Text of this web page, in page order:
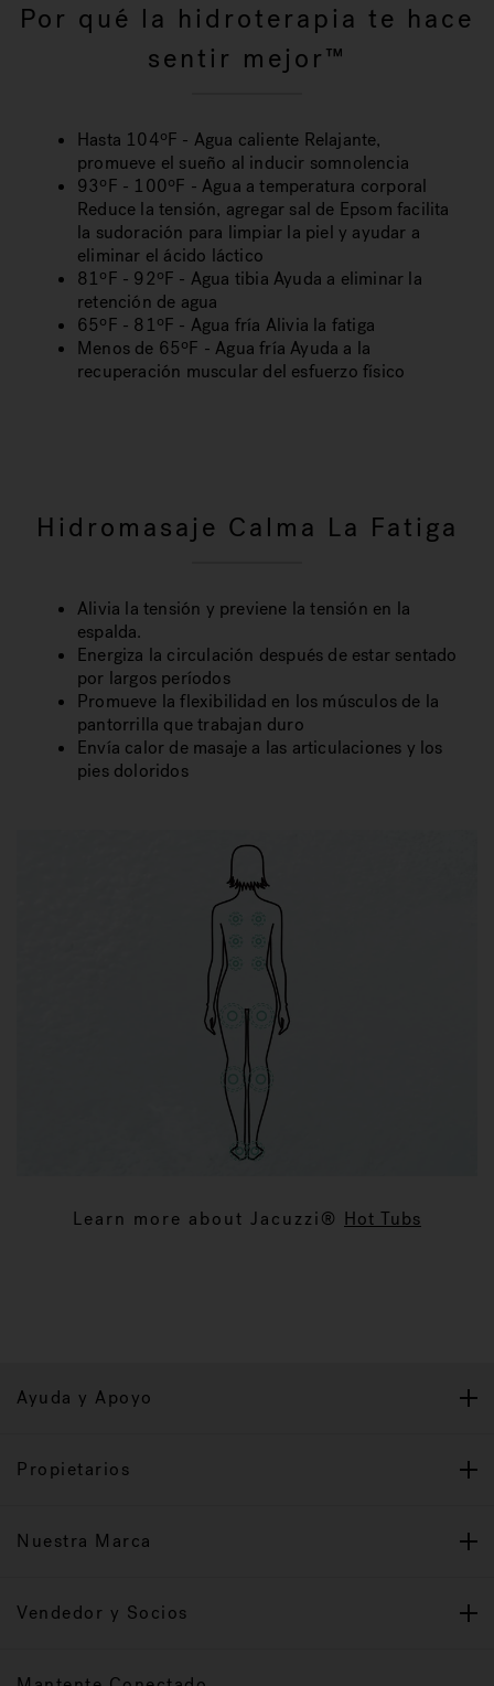
Por qué la hidroterapia te hace
sentir mejor™
Hasta 104ºF - Agua caliente Relajante,
promueve el sueño al inducir somnolencia
93ºF - 100ºF - Agua a temperatura corporal
Reduce la tensión, agregar sal de Epsom facilita
la sudoración para limpiar la piel y ayudar a
eliminar el ácido láctico
81ºF - 92ºF - Agua tibia Ayuda a eliminar la
retención de agua
65ºF - 81ºF - Agua fría Alivia la fatiga
Menos de 65ºF - Agua fría Ayuda a la
recuperación muscular del esfuerzo físico
Hidromasaje Calma La Fatiga
Alivia la tensión y previene la tensión en la
espalda.
Energiza la circulación después de estar sentado
por largos períodos
Promueve la flexibilidad en los músculos de la
pantorrilla que trabajan duro
Envía calor de masaje a las articulaciones y los
pies doloridos
Learn more about Jacuzzi® Hot Tubs
Ayuda y Apoyo
Propietarios
Nuestra Marca
Vendedor y Socios